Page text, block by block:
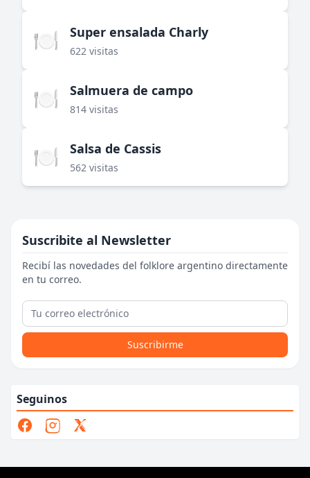
🍽️ Super ensalada Charly
622 visitas
🍽️ Salmuera de campo
814 visitas
🍽️ Salsa de Cassis
562 visitas
Suscribite al Newsletter
Recibí las novedades del folklore argentino directamente
en tu correo.
Suscribirme
Seguinos